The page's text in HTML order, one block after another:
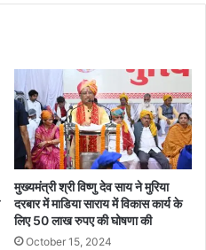
मुख्यमंत्री श्री विष्णु देव साय ने मुरिया
दरबार में माडिया साराय में विकास कार्य के
लिए 50 लाख रुपए की घोषणा की
October 15, 2024